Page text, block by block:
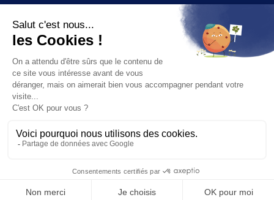
ÉCONOMIE
CULTURE & LOISIRS
SPORT
À propos de nous
Recevoir la chaîne
© 2026 Canal 32 – Site réalisé par le Studio Ikadia